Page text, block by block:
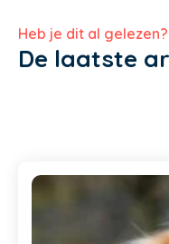
Heb je dit al gelezen?
De laatste